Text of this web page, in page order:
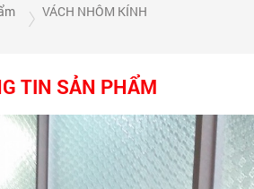
VÁCH NHÔM KÍNH
TIN SẢN PHẨM